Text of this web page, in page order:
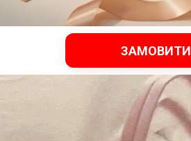
ЗАМОВИТИ